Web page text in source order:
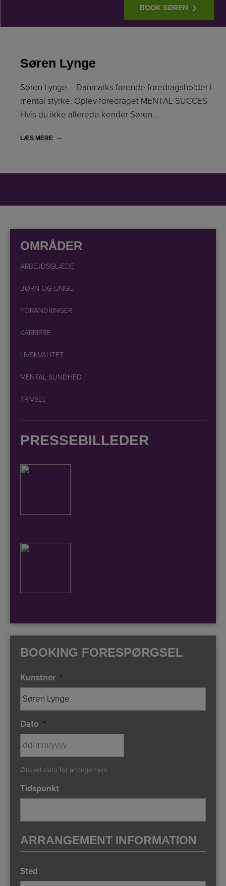
Søren Lynge
Søren Lynge – Danmarks førende foredragsholder i
mental styrke. Oplev foredraget MENTAL SUCCES
Hvis du ikke allerede kender Søren…
LÆS MERE
BOOK SØREN
OMRÅDER
ARBEJDSGLÆDE
BØRN OG UNGE
FORANDRINGER
KARRIERE
LIVSKVALITET
MENTAL SUNDHED
TRIVSEL
PRESSEBILLEDER
BOOKING FORESPØRGSEL
Kunstner *
Dato *
slash
MM
slash
Ønsket dato for arrangement
Tidspunkt
ARRANGEMENT INFORMATION
Sted